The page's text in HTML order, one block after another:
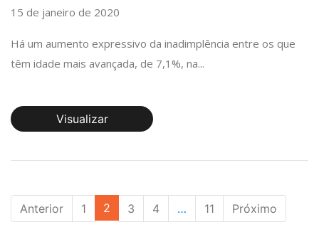
15 de janeiro de 2020
Há um aumento expressivo da inadimplência entre os que
têm idade mais avançada, de 7,1%, na...
Visualizar
Anterior 1 2 3 4 … 11 Próximo